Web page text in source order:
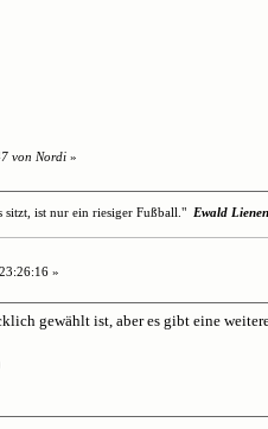
von Nordi »
sitzt, ist nur ein riesiger Fußball."Ewald
»
gewählt ist, aber es gibt eine